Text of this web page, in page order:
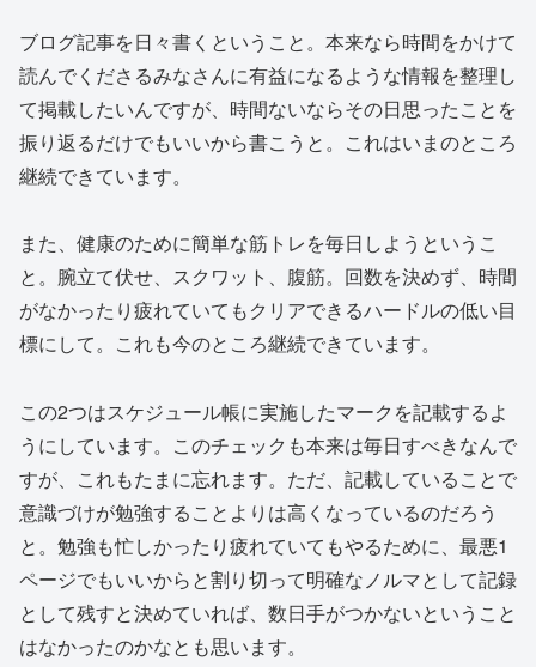
ブログ記事を日々書くということ。本来なら時間をかけて
読んでくださるみなさんに有益になるような情報を整理し
て掲載したいんですが、時間ないならその日思ったことを
振り返るだけでもいいから書こうと。これはいまのところ
継続できています。
また、健康のために簡単な筋トレを毎日しようというこ
と。腕立て伏せ、スクワット、腹筋。回数を決めず、時間
がなかったり疲れていてもクリアできるハードルの低い目
標にして。これも今のところ継続できています。
この2つはスケジュール帳に実施したマークを記載するよ
うにしています。このチェックも本来は毎日すべきなんで
すが、これもたまに忘れます。ただ、記載していることで
意識づけが勉強することよりは高くなっているのだろう
と。勉強も忙しかったり疲れていてもやるために、最悪1
ページでもいいからと割り切って明確なノルマとして記録
として残すと決めていれば、数日手がつかないということ
はなかったのかなとも思います。